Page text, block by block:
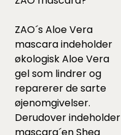
ZAO´s Aloe Vera
mascara indeholder
økologisk Aloe Vera
gel som lindrer og
reparerer de sarte
øjenomgivelser.
Derudover indeholder
mascara´en Shea